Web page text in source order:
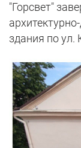
"Горсвет"
здания по ул.